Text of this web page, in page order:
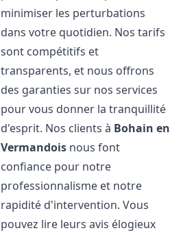
minimiser les perturbations
dans votre quotidien. Nos tarifs
sont compétitifs et
transparents, et nous offrons
des garanties sur nos services
pour vous donner la tranquillité
d'esprit. Nos clients à Bohain en
Vermandois nous font
confiance pour notre
professionnalisme et notre
rapidité d'intervention. Vous
pouvez lire leurs avis élogieux